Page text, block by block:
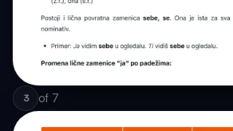
3 of 7